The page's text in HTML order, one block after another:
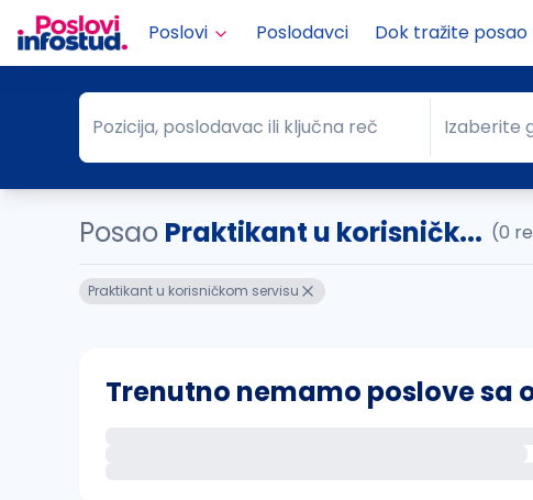
Poslovi Poslodavci Dok tražite posao
Pozicija, poslodavac ili ključna reč
Pozicija, poslodavac ili ključna reč Grad
Izaberite
Posao Praktikant u korisničk... (0
Praktikant u korisničkom servisu
Trenutno nemamo poslove sa